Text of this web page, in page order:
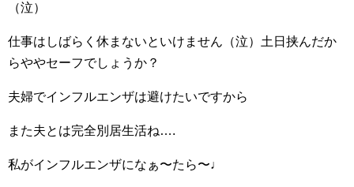
（泣）
仕事はしばらく休まないといけません（泣）土日挟んだか
らややセーフでしょうか？
夫婦でインフルエンザは避けたいですから
また夫とは完全別居生活ね….
私がインフルエンザになぁ〜たら〜♩